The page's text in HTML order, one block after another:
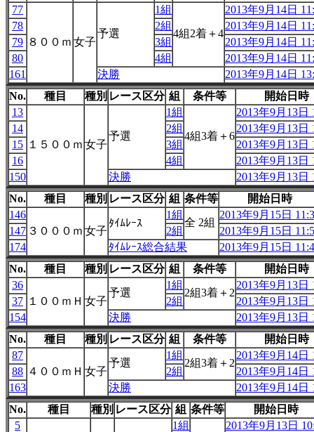
77
８００ｍ 女子
予選
1組
4組2着＋4
2013年9月14日
78
2組
2013年9月14日
79
3組
2013年9月14日
80
4組
2013年9月14日
161
決勝
2013年9月14日
No.
種目 種別 レース区分 組 条件等
開始日時
13
１５００ｍ 女子
予選
1組
4組3着＋6
2013年9月13日
14
2組
2013年9月13日
15
3組
2013年9月13日
16
4組
2013年9月13日
150
決勝
2013年9月13日
No.
種目 種別 レース区分 組 条件等
開始日時
146
３０００ｍ 女子
ﾀｲﾑﾚｰｽ
1組
全 2組
2013年9月15日
147
2組
2013年9月15日
174
ﾀｲﾑﾚｰｽ総合結果
2013年9月15日
No.
種目 種別 レース区分 組 条件等
開始日時
36
１００ｍＨ 女子
予選
1組
2組3着＋2
2013年9月13日
37
2組
2013年9月13日
154
決勝
2013年9月13日
No.
種目 種別 レース区分 組 条件等
開始日時
87
４００ｍＨ 女子
予選
1組
2組3着＋2
2013年9月14日
88
2組
2013年9月14日
163
決勝
2013年9月14日
No.
種目 種別 レース区分 組 条件等
開始日時
5
1組
2013年9月13日